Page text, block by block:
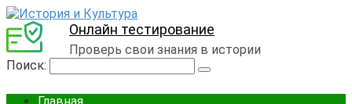
Онлайн тестирование
Проверь свои знания в истории
Поиск: